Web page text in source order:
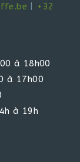
+32
à 18h00
à 17h00
à 19h